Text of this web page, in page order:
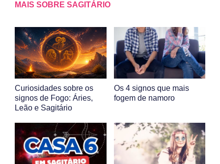
MAIS SOBRE SAGITÁRIO
Curiosidades sobre os
signos de Fogo: Áries,
Leão e Sagitário
Os 4 signos que mais
fogem de namoro